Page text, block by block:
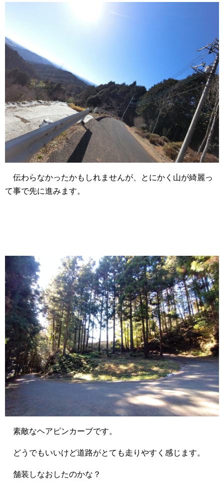
伝わらなかったかもしれませんが、とにかく山が綺麗っ
て事で先に進みます。
素敵なヘアピンカーブです。
どうでもいいけど道路がとても走りやすく感じます。
舗装しなおしたのかな？